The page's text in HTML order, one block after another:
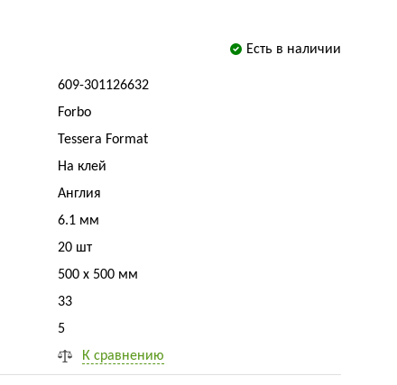
Есть в наличии
609-301126632
Forbo
Tessera Format
На клей
Англия
6.1 мм
20 шт
500 x 500 мм
33
5
К сравнению